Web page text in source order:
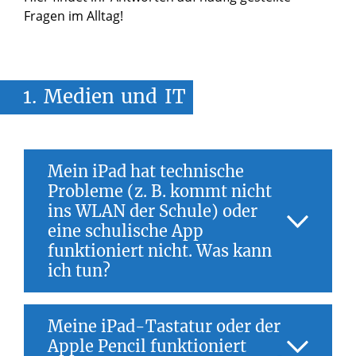
Fragen im Alltag!
1. Medien und IT
Mein iPad hat technische
Probleme (z. B. kommt nicht
ins WLAN der Schule) oder
eine schulische App
funktioniert nicht. Was kann
ich tun?
In vielen Fällen hilft ein Neustart des iPads.
Ebenso sollte man prüfen, ob die aktuelle
iPad-OS-Version installiert ist und alle Apps
Meine iPad-Tastatur oder der
Apple Pencil funktioniert